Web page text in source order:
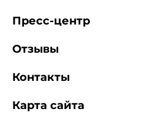
Пресс-центр
Отзывы
Контакты
Карта сайта